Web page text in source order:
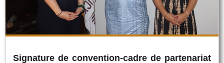
Signature de convention-cadre de partenariat